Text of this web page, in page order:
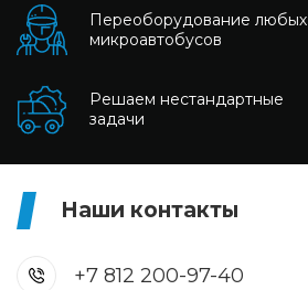
Переоборудование любых
микроавтобусов
Решаем нестандартные
задачи
Наши контакты
+7 812 200-97-40